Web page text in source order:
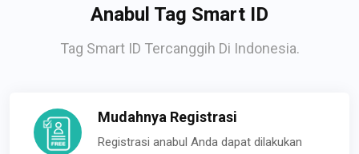
Anabul Tag Smart ID
Tag Smart ID Tercanggih Di Indonesia.
Mudahnya Registrasi
Registrasi anabul Anda dapat dilakukan